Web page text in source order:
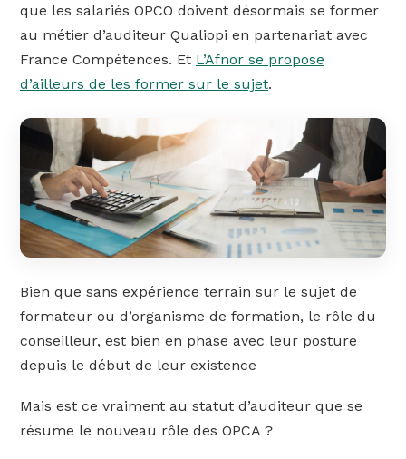
que les salariés OPCO doivent désormais se former
au métier d’auditeur Qualiopi en partenariat avec
France Compétences. Et L’Afnor se propose
d’ailleurs de les former sur le sujet.
Bien que sans expérience terrain sur le sujet de
formateur ou d’organisme de formation, le rôle du
conseilleur, est bien en phase avec leur posture
depuis le début de leur existence
Mais est ce vraiment au statut d’auditeur que se
résume le nouveau rôle des OPCA ?